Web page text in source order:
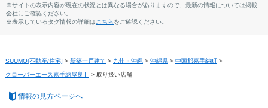
※サイトの表示内容が現在の状況とは異なる場合がありますので、最新の情報については掲載
会社にご確認ください。
※表示しているタグ情報の詳細は こちらをご確認ください。
SUUMO[不動産/住宅] > 新築一戸建て > 九州・沖縄 > 沖縄県 > 中頭郡嘉手納町 >
クローバーエース嘉手納屋良Ⅱ > 取り扱い店舗
情報の見方ページへ